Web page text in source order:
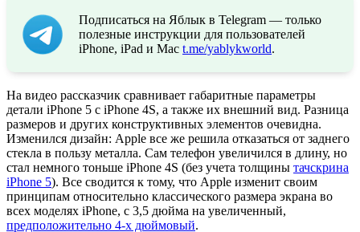
Подписаться на Яблык в Telegram — только
полезные инструкции для пользователей
iPhone, iPad и Mac t.me/yablykworld.
На видео рассказчик сравнивает габаритные параметры
детали iPhone 5 с iPhone 4S, а также их внешний вид. Разница
размеров и других конструктивных элементов очевидна.
Изменился дизайн: Apple все же решила отказаться от заднего
стекла в пользу металла. Сам телефон увеличился в длину, но
стал немного тоньше iPhone 4S (без учета толщины тачскрина
iPhone 5). Все сводится к тому, что Apple изменит своим
принципам относительно классического размера экрана во
всех моделях iPhone, c 3,5 дюйма на увеличенный,
предположительно 4-х дюймовый.